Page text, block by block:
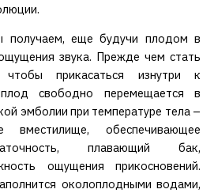
получаем, еще будучи плодом в
звука. Прежде чем стать
чтобы прикасаться изнутри к
свободно перемещается в
эмболии при температуре тела –
вместилище, обеспечивающее
плавающий бак,
ощущения прикосновений.
околоплодными водами,